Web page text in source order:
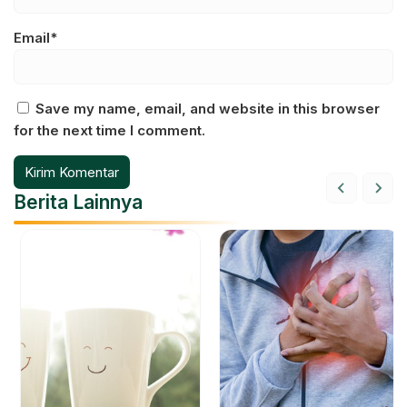
Email*
Save my name, email, and website in this browser
for the next time I comment.
Berita Lainnya